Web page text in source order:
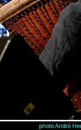
photo André